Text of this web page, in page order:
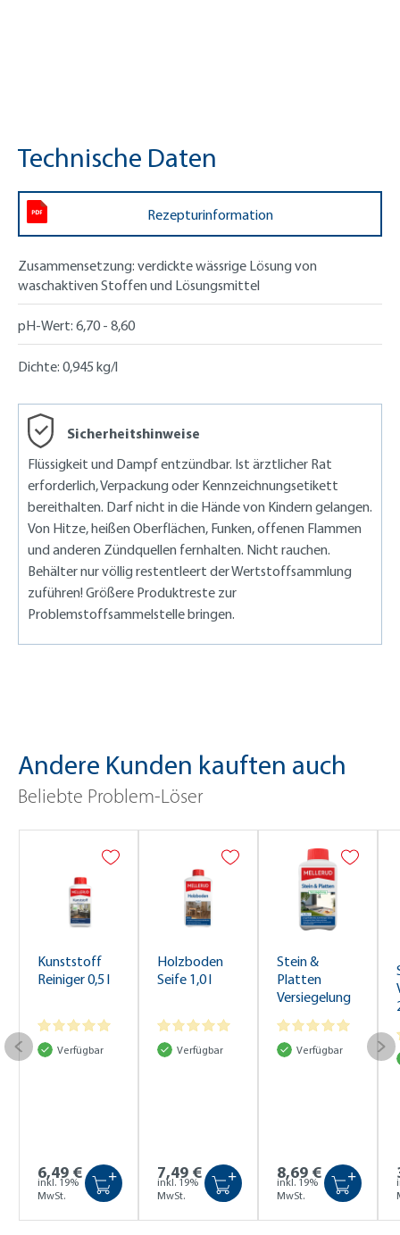
Technische Daten
Rezepturinformation
Zusammensetzung: verdickte wässrige Lösung von
waschaktiven Stoffen und Lösungsmittel
pH-Wert: 6,70 - 8,60
Dichte: 0,945 kg/l
Sicherheitshinweise
Flüssigkeit und Dampf entzündbar. Ist ärztlicher Rat
erforderlich, Verpackung oder Kennzeichnungsetikett
bereithalten. Darf nicht in die Hände von Kindern gelangen.
Von Hitze, heißen Oberflächen, Funken, offenen Flammen
und anderen Zündquellen fernhalten. Nicht rauchen.
Behälter nur völlig restentleert der Wertstoffsammlung
zuführen! Größere Produktreste zur
Problemstoffsammelstelle bringen.
Andere Kunden kauften auch
Beliebte Problem-Löser
Kunststoff
Reiniger 0,5 l
Verfügbar
6,49 €
inkl. 19%
MwSt.
+
Holzboden
Seife 1,0 l
Verfügbar
7,49 €
inkl. 19%
MwSt.
+
Stein &
Platten
Versiegelung
Verfügbar
8,69 €
inkl. 19%
MwSt.
+